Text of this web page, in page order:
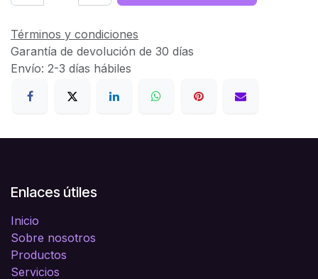
Términos y condiciones
Garantía de devolución de 30 días
Envío: 2-3 días hábiles
Enlaces útiles
Inicio
Sobre nosotros
Productos
Servicios